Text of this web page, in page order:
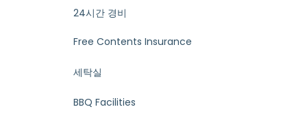
24시간 경비
Free Contents Insurance
세탁실
BBQ Facilities